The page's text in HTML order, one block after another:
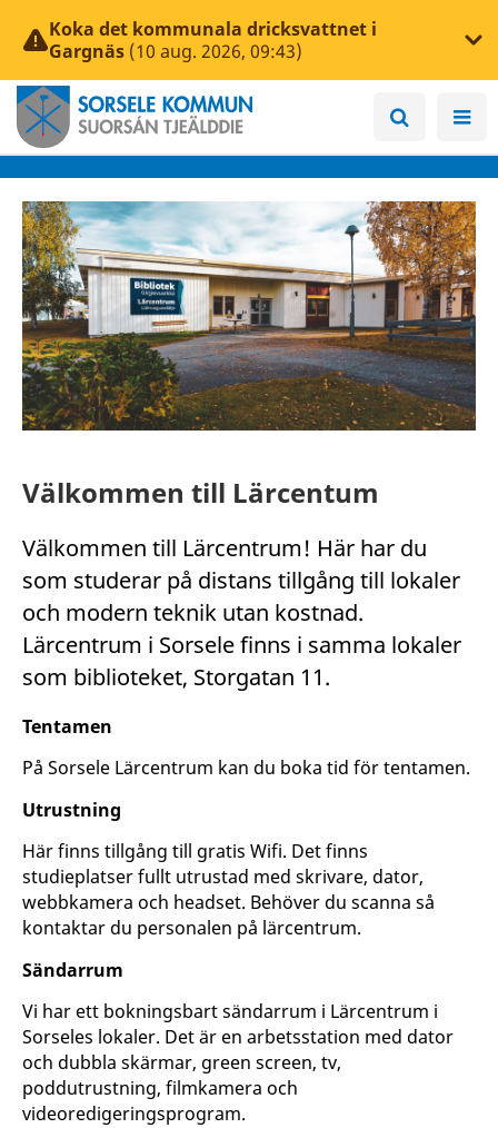
Koka det kommunala dricksvattnet i
Gargnäs (10 aug. 2026, 09:43)
Välkommen till Lärcentum
Välkommen till Lärcentrum! Här har du
som studerar på distans tillgång till lokaler
och modern teknik utan kostnad.
Lärcentrum i Sorsele finns i samma lokaler
som biblioteket, Storgatan 11.
Tentamen
På Sorsele Lärcentrum kan du boka tid för tentamen.
Utrustning
Här finns tillgång till gratis Wifi. Det finns
studieplatser fullt utrustad med skrivare, dator,
webbkamera och headset. Behöver du scanna så
kontaktar du personalen på lärcentrum.
Sändarrum
Vi har ett bokningsbart sändarrum i Lärcentrum i
Sorseles lokaler. Det är en arbetsstation med dator
och dubbla skärmar, green screen, tv,
poddutrustning, filmkamera och
videoredigeringsprogram.